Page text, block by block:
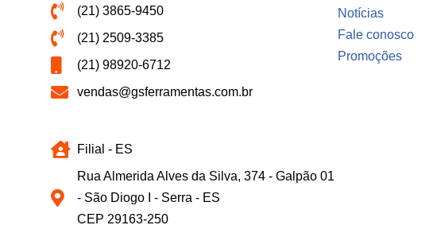
(21) 3865-9450
(21) 2509-3385
(21) 98920-6712
vendas@gsferramentas.com.br
Filial - ES
Rua Almerida Alves da Silva, 374 - Galpão 01
- São Diogo I - Serra - ES
CEP 29163-250
Notícias
Fale conosco
Promoções